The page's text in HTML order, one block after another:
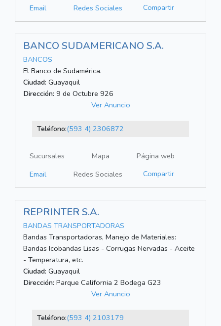
Email
Redes Sociales Compartir
BANCO SUDAMERICANO S.A.
BANCOS
El Banco de Sudamérica.
Ciudad: Guayaquil
Dirección: 9 de Octubre 926
Ver Anuncio
Teléfono:(593 4) 2306872
Sucursales Mapa
Página web
Email
Redes Sociales Compartir
REPRINTER S.A.
BANDAS TRANSPORTADORAS
Bandas Transportadoras, Manejo de Materiales:
Bandas Icobandas Lisas - Corrugas Nervadas - Aceite
- Temperatura, etc.
Ciudad: Guayaquil
Dirección: Parque California 2 Bodega G23
Ver Anuncio
Teléfono:(593 4) 2103179